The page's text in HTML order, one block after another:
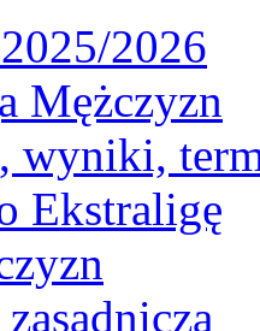
2026
Mężczyzn
wyniki,
Ekstraligę